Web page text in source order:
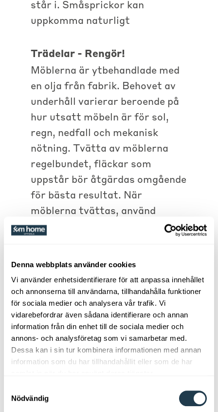
Denna webbplats använder cookies
Vi använder enhetsidentifierare för att anpassa innehållet
och annonserna till användarna, tillhandahålla funktioner
för sociala medier och analysera vår trafik. Vi
vidarebefordrar även sådana identifierare och annan
information från din enhet till de sociala medier och
annons- och analysföretag som vi samarbetar med.
Dessa kan i sin tur kombinera informationen med annan
information som du har tillhandahållit eller som de har
Nödvändig
står i. Småsprickor kan
uppkomma naturligt
Trädelar - Rengör!
Möblerna är ytbehandlade med
en olja från fabrik. Behovet av
underhåll varierar beroende på
hur utsatt möbeln är för sol,
regn, nedfall och mekanisk
nötning. Tvätta av möblerna
regelbundet, fläckar som
uppstår bör åtgärdas omgående
för bästa resultat. När
möblerna tvättas, använd
kraftig svamp (tex Scotch-Brite
högtryckstvätt vid rengöring av
möblerna, då riskerar man
skada träfibrerna. Smuts kan
dra till sig mögel. Om möblerna
blivit angripna av
alger/svartmögel kan de behöva
behandlas med mögeltvätt eller
bleka missfärgningen. Skölj väl.